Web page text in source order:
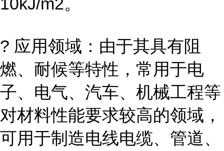
? 应用领域：由于其具有阻
燃、耐候等特性，常用于电
子、电气、汽车、机械工程等
对材料性能要求较高的领域，
可用于制造电线电缆、管道、